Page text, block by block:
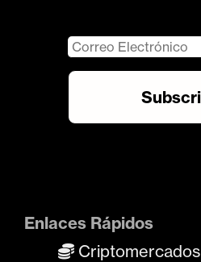
Enlaces Rápidos
Criptomercados